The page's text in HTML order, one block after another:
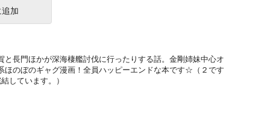
加
長門ほかが深海棲艦討伐に行ったりする話。金剛姉妹中心オ
のぼのギャグ漫画！全員ハッピーエンドな本です☆（２です
しています。）